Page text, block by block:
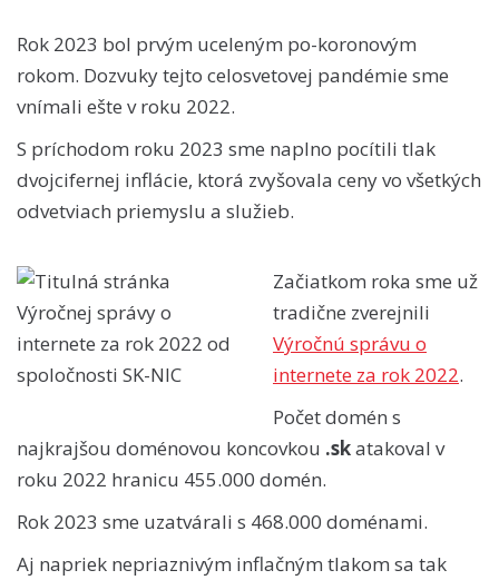
Rok 2023 bol prvým uceleným po-koronovým
rokom. Dozvuky tejto celosvetovej pandémie sme
vnímali ešte v roku 2022.
S príchodom roku 2023 sme naplno pocítili tlak
dvojcifernej inflácie, ktorá zvyšovala ceny vo všetkých
odvetviach priemyslu a služieb.
Začiatkom roka sme už
tradične zverejnili
Výročnú správu o
internete za rok 2022.
Počet domén s
najkrajšou doménovou koncovkou .skatakoval v
roku 2022 hranicu 455.000 domén.
Rok 2023 sme uzatvárali s 468.000 doménami.
Aj napriek nepriaznivým inflačným tlakom sa tak